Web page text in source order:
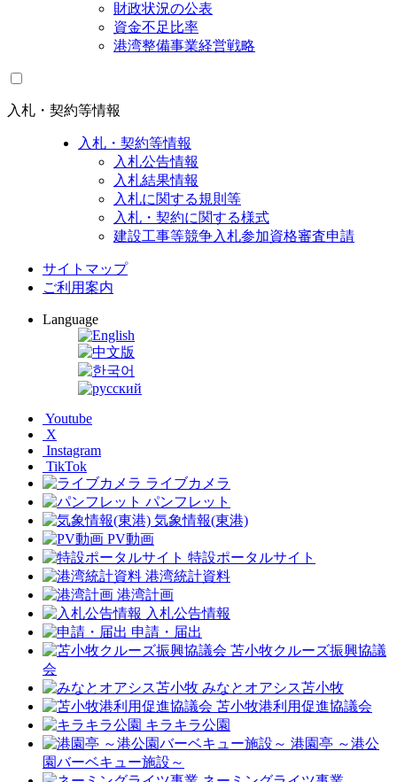
財政状況の公表
資金不足比率
港湾整備事業経営戦略
入札・契約等情報
入札・契約等情報
入札公告情報
入札結果情報
入札に関する規則等
入札・契約に関する様式
建設工事等競争入札参加資格審査申請
サイトマップ
ご利用案内
Language
Youtube
X
Instagram
TikTok
ライブカメラ
パンフレット
気象情報(東港)
PV動画
特設ポータルサイト
港湾統計資料
港湾計画
入札公告情報
申請・届出
苫小牧クルーズ振興協議
会
みなとオアシス苫小牧
苫小牧港利用促進協議会
キラキラ公園
港園亭 ～港公
園バーベキュー施設～